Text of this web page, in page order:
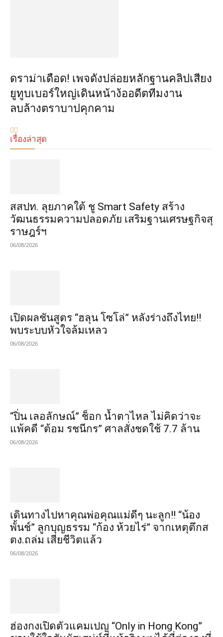
ดราม่าเดือด! เพจดังปล่อยหลักฐานคลิปเสียง
ยูทูบเบอร์ใหญ่เดินหน้าง้ออดีตทีมงาน
ลบล้างตราบาปคุกคาม
เรื่องล่าสุด
​สสปท. ลุยภาคใต้ ชู Smart Safety สร้าง
วัฒนธรรมความปลอดภัย เสริมฐานเศรษฐกิจสุ
ราษฎร์ฯ
06/08/2026
เปิดผลชันสูตร “ฮลุน โซโล่” หลังร่างถึงไทย!!
พบระบบหัวใจล้มเหลว
06/08/2026
“ปิ่น เลอลักษณ์” ช็อก น้ำตาไหล ไม่คิดว่าจะ
แพ้คดี “ต้อม รชนีกร” ศาลสั่งชดใช้ 7.7 ล้าน
06/08/2026
เดินทางไปหาคุณพ่อคุณแม่ดีๆ นะลูก!! “น้อง
พั้นช์” ลูกบุญธรรม “ก้อง ห้วยไร่” จากเหตุตึกส
ตง.ถล่ม เสียชีวิตแล้ว
06/08/2026
ฮ่องกงเปิดตัวแคมเปญ “Only in Hong Kong”